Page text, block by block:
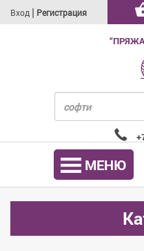
Вход | Регистрация
МЕНЮ